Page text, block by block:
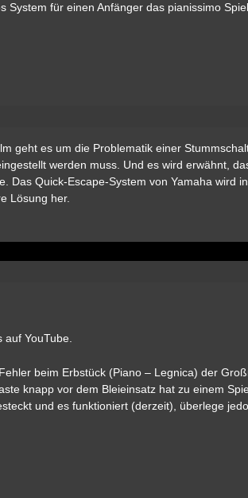
für einen Anfänger das pianissimo
geht es um die Problematik einer
werden muss. Und es wird erwähnt,
Das Quick-Escape-System von Yamaha wird
Lösung her.
YouTube.
beim Erbstück (Piano – Legnica) der
knapp vor dem Bleieinsatz hat zu einem
und es funktioniert (derzeit), überlege